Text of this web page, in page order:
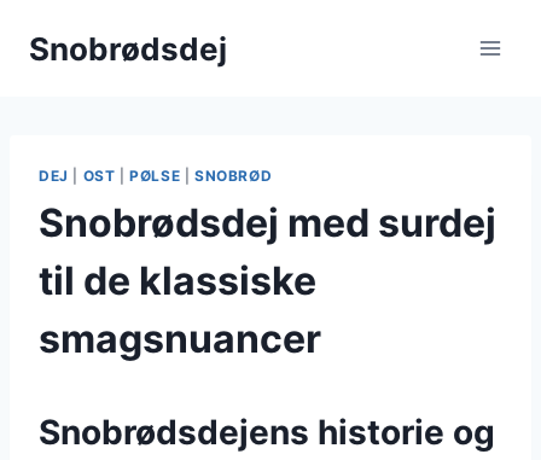
Snobrødsdej
DEJ OST |PØLSE SNOBRØD
Snobrødsdej med surdej
til de klassiske
smagsnuancer
Snobrødsdejens historie og